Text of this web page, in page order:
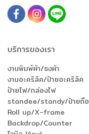
บริการของเรา
งานพิมพ์ผ้า/ธงผ้า
งานอะคริลิค/ป้ายอะคริลิค
ป้ายไฟ/กล่องไฟ
standee/standy/ป้ายถือ
Roll up/X-frame
Backdrop/Counter